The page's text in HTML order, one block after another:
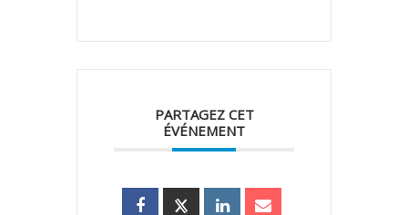
PARTAGEZ CET
ÉVÉNEMENT